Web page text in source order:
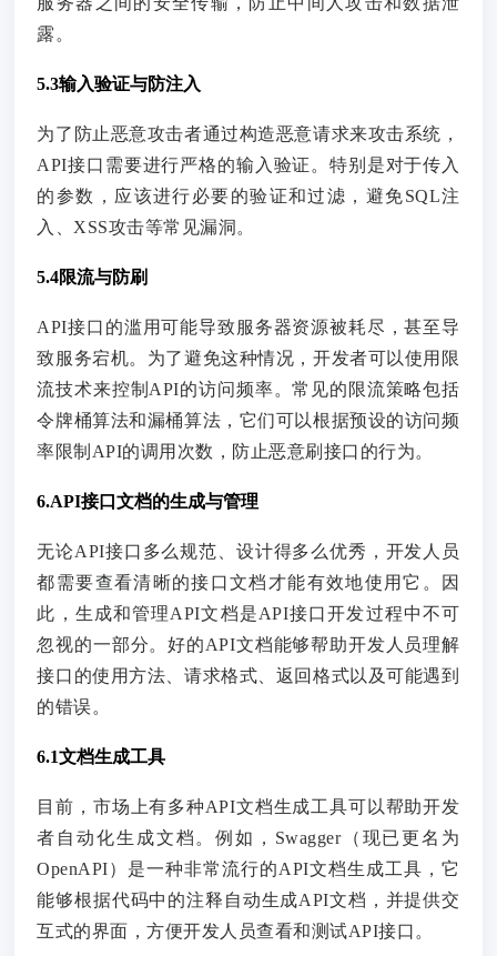
露。
5.3输入验证与防注入
为了防止恶意攻击者通过构造恶意请求来攻击系统，
API接口需要进行严格的输入验证。特别是对于传入
的参数，应该进行必要的验证和过滤，避免SQL注
入、XSS攻击等常见漏洞。
5.4限流与防刷
API接口的滥用可能导致服务器资源被耗尽，甚至导
致服务宕机。为了避免这种情况，开发者可以使用限
流技术来控制API的访问频率。常见的限流策略包括
令牌桶算法和漏桶算法，它们可以根据预设的访问频
率限制API的调用次数，防止恶意刷接口的行为。
6.API接口文档的生成与管理
无论API接口多么规范、设计得多么优秀，开发人员
都需要查看清晰的接口文档才能有效地使用它。因
此，生成和管理API文档是API接口开发过程中不可
忽视的一部分。好的API文档能够帮助开发人员理解
接口的使用方法、请求格式、返回格式以及可能遇到
的错误。
6.1文档生成工具
目前，市场上有多种API文档生成工具可以帮助开发
者自动化生成文档。例如，Swagger（现已更名为
OpenAPI）是一种非常流行的API文档生成工具，它
能够根据代码中的注释自动生成API文档，并提供交
互式的界面，方便开发人员查看和测试API接口。